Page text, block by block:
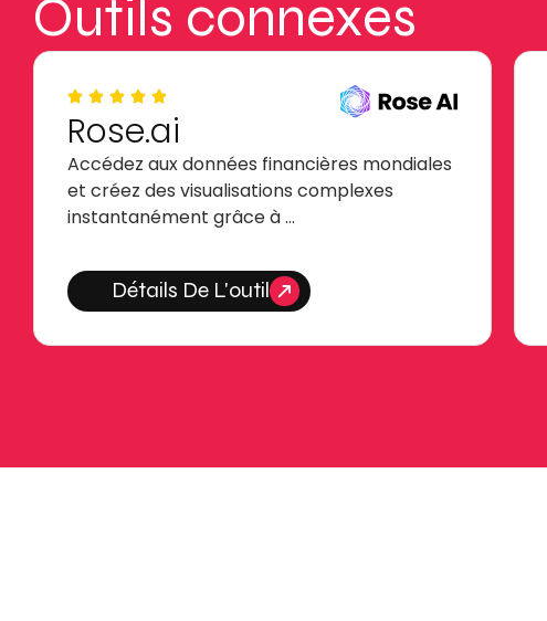
Outils connexes
Rose.ai
Accédez aux données financières mondiales
et créez des visualisations complexes
instantanément grâce à …
Détails De L'outil